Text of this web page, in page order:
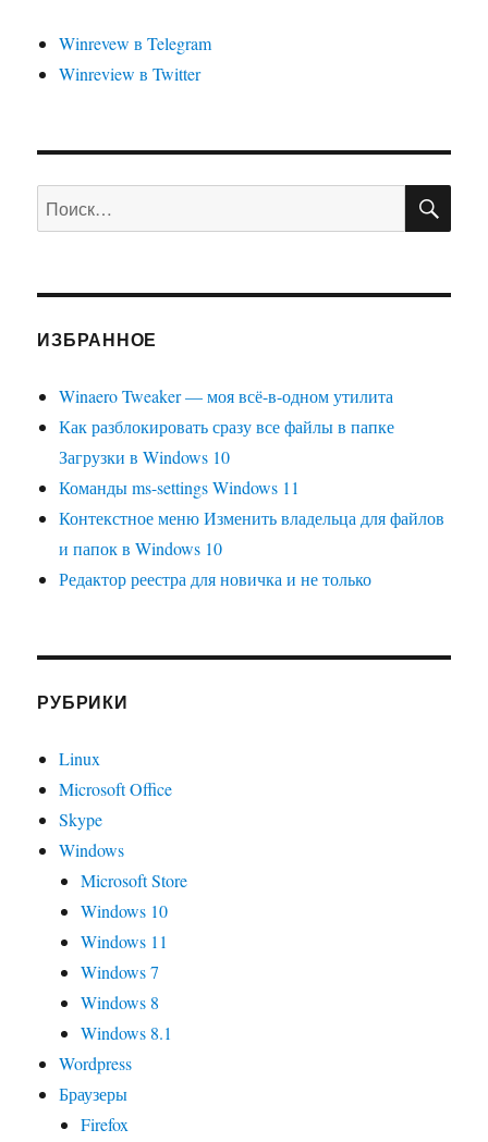
Winrevew в Telegram
Winreview в Twitter
Искать:
ИЗБРАННОЕ
Winaero Tweaker — моя всё-в-одном утилита
Как разблокировать сразу все файлы в папке
Загрузки в Windows 10
Команды ms-settings Windows 11
Контекстное меню Изменить владельца для файлов
и папок в Windows 10
Редактор реестра для новичка и не только
РУБРИКИ
Linux
Microsoft Office
Skype
Windows
Microsoft Store
Windows 10
Windows 11
Windows 7
Windows 8
Windows 8.1
Wordpress
Браузеры
Firefox